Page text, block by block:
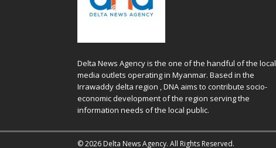
Delta News Agency is the one of the handful of the local
media outlets operating in Myanmar. Based in the
Irrawaddy delta region , DNA aims to contribute socio-
economic development of the region serving the
information needs of the local public.
© 2026 Delta News Agency. All Rights Reserved.